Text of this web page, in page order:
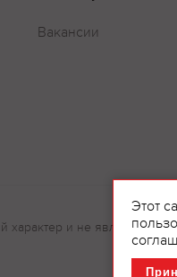
Вакансии
характер и не являются
Этот